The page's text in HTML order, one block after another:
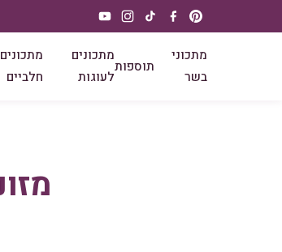
מתכוני
בשר
תוספות
מתכונים
לעוגות
מתכונים
חלביים